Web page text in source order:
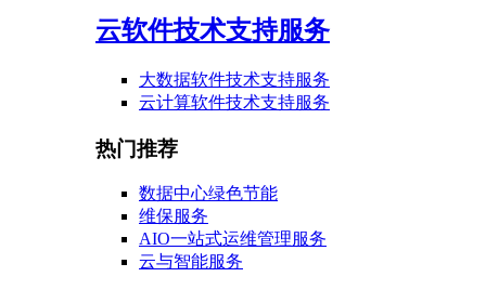
云软件技术支持服务
大数据软件技术支持服务
云计算软件技术支持服务
热门推荐
数据中心绿色节能
维保服务
AIO一站式运维管理服务
云与智能服务